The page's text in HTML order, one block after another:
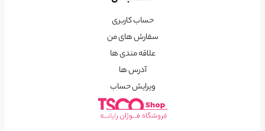
حساب کاربری
سفارش های من
علاقه مندی ها
آدرس ها
ویرایش حساب